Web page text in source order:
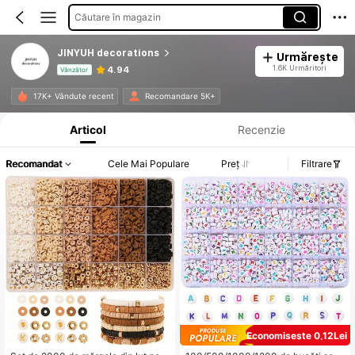
Căutare în magazin
JINYUH decorations
Vânzător 4.94
Urmărește
1.6K Urmăritori
17K+ Vândute recent Recomandare 5K+
Informații despre produs: Divulgarea prețului, detalii privind vânzările și stocul.
Articol Recenzie
Recomandat Cele Mai Populare Preț Filtrare
Economisește 0,12Lei